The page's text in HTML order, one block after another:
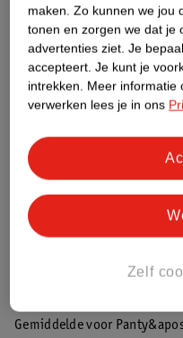
Over dit product
Productinformatie
Etiketinformatie
Nature Impact Score
Rood
Gemiddelde voor
maken. Zo kunnen we jou
tonen en zorgen we dat je
advertenties ziet. Je
accepteert. Je kunt je
intrekken. Meer informatie
verwerken lees je in ons
Zelf